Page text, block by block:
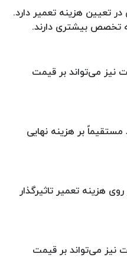
تعیین هزینه تعمیر دارد.
تخصص بیشتری دارند.
نیز می‌تواند بر قیمت
بر هزینه نهایی
هزینه تعمیر تاثیرگذار
نیز می‌تواند بر قیمت